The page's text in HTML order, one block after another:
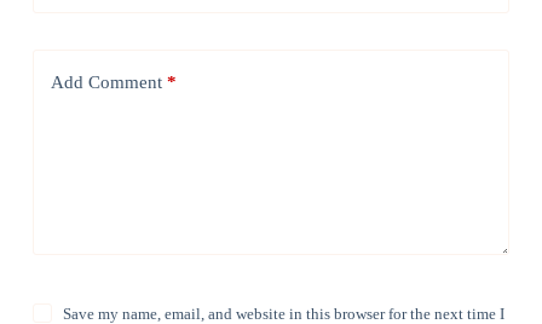
Add Comment*
Save my name, email, and website in this browser for the next time I